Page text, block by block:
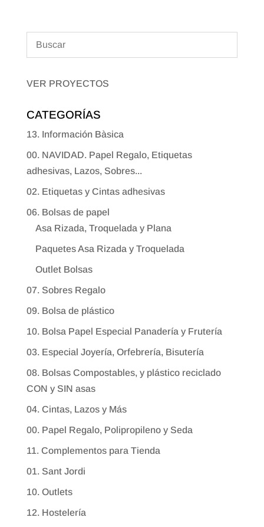
VER PROYECTOS
CATEGORÍAS
13. Información Bàsica
00. NAVIDAD. Papel Regalo, Etiquetas
adhesivas, Lazos, Sobres...
02. Etiquetas y Cintas adhesivas
06. Bolsas de papel
Asa Rizada, Troquelada y Plana
Paquetes Asa Rizada y Troquelada
Outlet Bolsas
07. Sobres Regalo
09. Bolsa de plástico
10. Bolsa Papel Especial Panadería y Frutería
03. Especial Joyería, Orfebrería, Bisutería
08. Bolsas Compostables, y plástico reciclado
CON y SIN asas
04. Cintas, Lazos y Más
00. Papel Regalo, Polipropileno y Seda
11. Complementos para Tienda
01. Sant Jordi
10. Outlets
12. Hostelería